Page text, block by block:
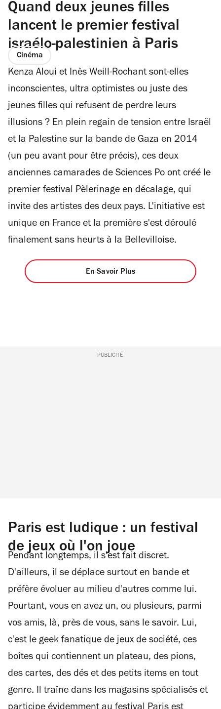
Quand deux jeunes filles
lancent le premier festival
israélo-palestinien à Paris
Cinéma
Kenza Aloui et Inès Weill-Rochant sont-elles
inconscientes, ultra optimistes ou juste des
jeunes filles qui refusent de perdre leurs
illusions ? En plein regain de tension entre Israël
et la Palestine sur la bande de Gaza en 2014
(un peu avant pour être précis), ces deux
anciennes camarades de Sciences Po ont créé le
premier festival Pèlerinage en décalage, qui
invite des artistes des deux pays. L'initiative est
unique en France et la première s'est déroulé
finalement sans heurts à la Bellevilloise.
En Savoir Plus
PUBLICITÉ
Paris est ludique : un festival
de jeux où l'on joue
Pendant longtemps, il s'est fait discret.
D'ailleurs, il se déplace surtout en bande et
préfère évoluer au milieu d'autres comme lui.
Pourtant, vous en avez un, ou plusieurs, parmi
vos amis, là, près de vous, sans le savoir. Lui,
c'est le geek fanatique de jeux de société, ces
boîtes qui contiennent un plateau, des pions,
des cartes, des dés et des petits items en tout
genre. Il traîne dans les magasins spécialisés et